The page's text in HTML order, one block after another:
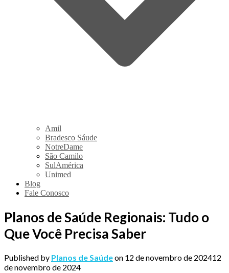
Amil
Bradesco Sáude
NotreDame
São Camilo
SulAmérica
Unimed
Blog
Fale Conosco
Planos de Saúde Regionais: Tudo o
Que Você Precisa Saber
Published by Planos de Saúdeon 12 de novembro de 202412
de novembro de 2024